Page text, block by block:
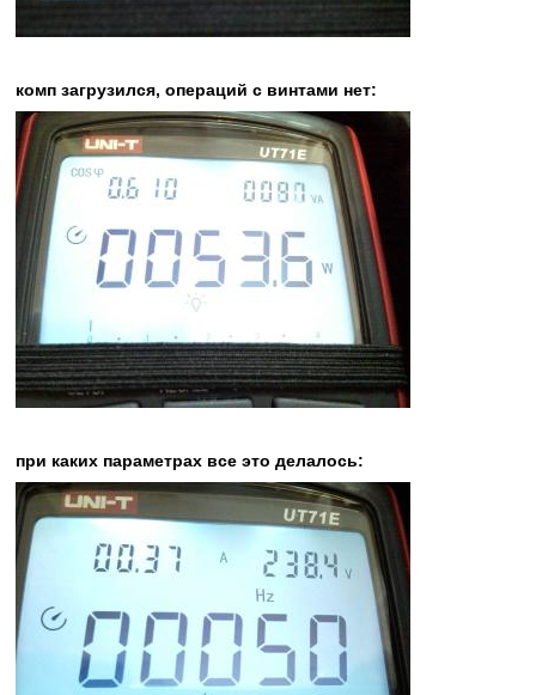
комп загрузился, операций с винтами нет:
при каких параметрах все это делалось: